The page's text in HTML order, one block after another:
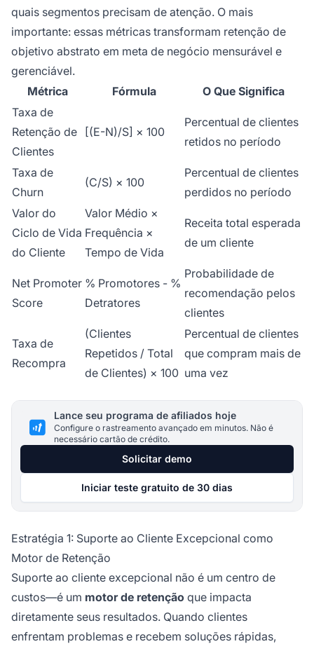
quais segmentos precisam de atenção. O mais
importante: essas métricas transformam retenção de
objetivo abstrato em meta de negócio mensurável e
gerenciável.
Métrica
Fórmula
O Que Significa
Taxa de
Retenção de
Clientes
[(E-N)/S] × 100
Percentual de clientes
retidos no período
Taxa de
Churn
(C/S) × 100
Percentual de clientes
perdidos no período
Valor do
Ciclo de Vida
do Cliente
Valor Médio ×
Frequência ×
Tempo de Vida
Receita total esperada
de um cliente
Net Promoter
Score
% Promotores - %
Detratores
Probabilidade de
recomendação pelos
clientes
Taxa de
Recompra
(Clientes
Repetidos / Total
de Clientes) × 100
Percentual de clientes
que compram mais de
uma vez
Lance seu programa de afiliados hoje
Configure o rastreamento avançado em minutos. Não é
necessário cartão de crédito.
Solicitar demo
Iniciar teste gratuito de 30 dias
Estratégia 1: Suporte ao Cliente Excepcional como
Motor de Retenção
Suporte ao cliente excepcional não é um centro de
custos—é um motor de retenção que impacta
diretamente seus resultados. Quando clientes
enfrentam problemas e recebem soluções rápidas,